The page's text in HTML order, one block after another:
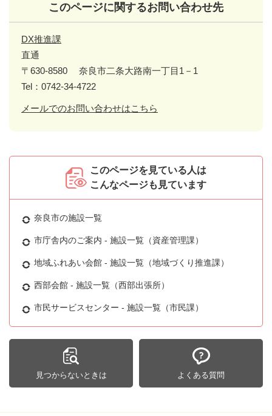
このページに関するお問い合わせ先
DX推進課
直通
〒630-8580
奈良市二条大路南一丁目1－1
Tel：0742-34-4722
メールでのお問い合わせはこちら
このページを見ている人は
こんなページも見ています
奈良市の施設一覧
市庁舎内のご案内 - 施設一覧（資産管理課）
地域ふれあい会館 - 施設一覧（地域づくり推進課）
西部会館 - 施設一覧（西部出張所）
市民サービスセンター - 施設一覧（市民課）
見つからないときは よくある質問